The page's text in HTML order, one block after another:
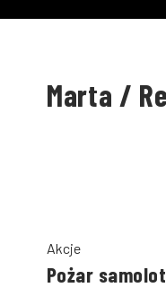
Marta /
Akcje
Pożar